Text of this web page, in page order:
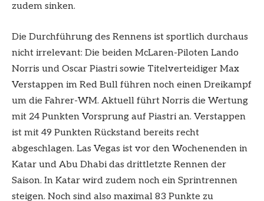
zudem sinken.
Die Durchführung des Rennens ist sportlich durchaus
nicht irrelevant: Die beiden McLaren-Piloten Lando
Norris und Oscar Piastri sowie Titelverteidiger Max
Verstappen im Red Bull führen noch einen Dreikampf
um die Fahrer-WM. Aktuell führt Norris die Wertung
mit 24 Punkten Vorsprung auf Piastri an. Verstappen
ist mit 49 Punkten Rückstand bereits recht
abgeschlagen. Las Vegas ist vor den Wochenenden in
Katar und Abu Dhabi das drittletzte Rennen der
Saison. In Katar wird zudem noch ein Sprintrennen
steigen. Noch sind also maximal 83 Punkte zu